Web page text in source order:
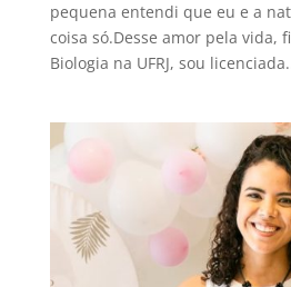
pequena entendi que eu e a
coisa só.Desse amor pela vida,
Biologia na UFRJ, sou